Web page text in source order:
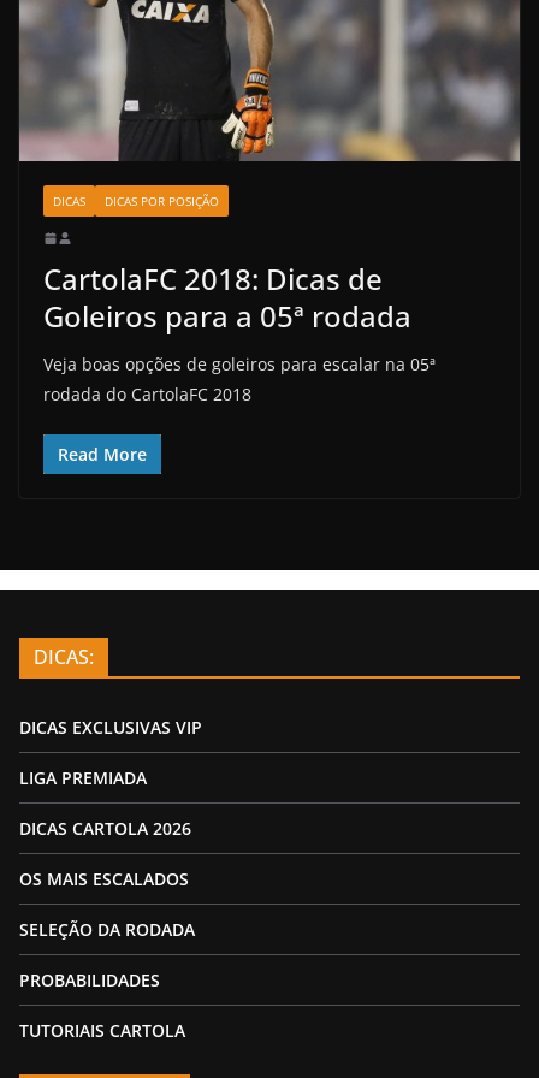
DICAS DICAS POR POSIÇÃO
CartolaFC 2018: Dicas de
Goleiros para a 05ª rodada
Veja boas opções de goleiros para escalar na 05ª
rodada do CartolaFC 2018
Read More
DICAS:
DICAS EXCLUSIVAS VIP
LIGA PREMIADA
DICAS CARTOLA 2026
OS MAIS ESCALADOS
SELEÇÃO DA RODADA
PROBABILIDADES
TUTORIAIS CARTOLA